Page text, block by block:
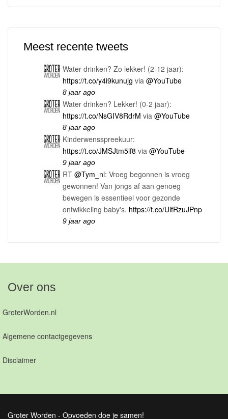
Meest recente tweets
Water drinken? Zo lekker! (2-12 jaar):
https://t.co/y4i9kunujg via @YouTube
8 jaar ago
Water drinken? Lekker! (0-2 jaar):
https://t.co/NsGIV8RdrM via @YouTube
8 jaar ago
Kinderwensspreekuur:
https://t.co/JMSJtm5lf8 via @YouTube
9 jaar ago
RT @Tym_nl: Vroeg begonnen is vroeg
gewonnen! Van jongs af aan genoeg
bewegen is essentieel voor gezonde
ontwikkeling baby's. https://t.co/UlfRzuJPnp
9 jaar ago
Over ons
GroterWorden.nl
Algemene contactgegevens
Disclaimer
Groter Worden - Opvoeden doe je samen!